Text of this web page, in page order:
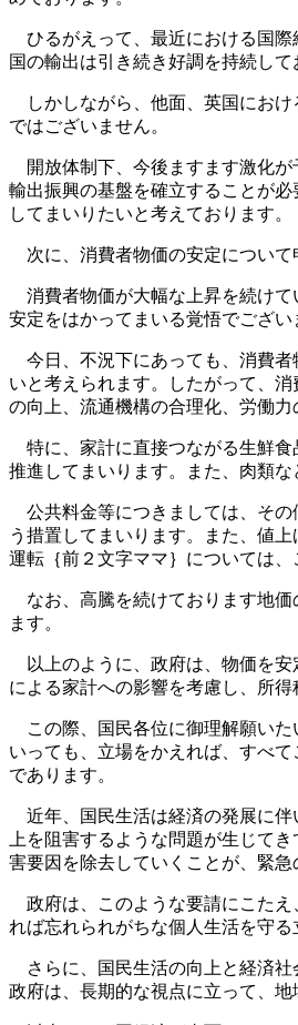
ひるがえって、最近における国際
国の輸出は引き続き好調を持続し
しかしながら、他面、英国におけ
ではございません。
開放体制下、今後ますます激化が
輸出振興の基盤を確立することが
してまいりたいと考えております。
次に、消費者物価の安定について
消費者物価が大幅な上昇を続けて
安定をはかってまいる覚悟でござい
今日、不況下にあっても、消費者
いと考えられます。したがって、
の向上、流通機構の合理化、労働
特に、家計に直接つながる生鮮食
推進してまいります。また、肉類
公共料金等につきましては、その
う措置してまいります。また、値
運転｛前２文字ママ｝については
なお、高騰を続けております地価
ます。
以上のように、政府は、物価を安
による家計への影響を考慮し、所
この際、国民各位に御理解願いた
いっても、立場をかえれば、すべ
であります。
近年、国民生活は経済の発展に伴
上を阻害するような問題が生じて
害要因を除去していくことが、緊急
政府は、このような要請にこたえ
れば忘れられがちな個人生活を守
さらに、国民生活の向上と経済社
政府は、長期的な視点に立って、